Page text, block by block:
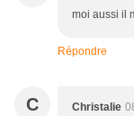
moi aussi il
Répondre
C Christalie